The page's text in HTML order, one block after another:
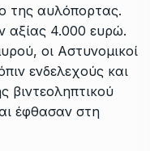
της αυλόπορτας.
αξίας 4.000 ευρώ.
οι Αστυνομικοί
ενδελεχούς και
βιντεοληπτικού
έφθασαν στη